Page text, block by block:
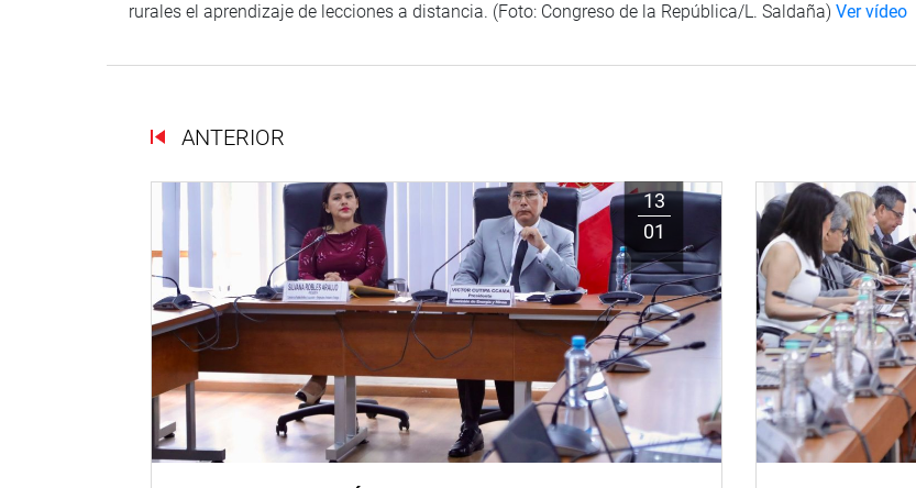
rurales el aprendizaje de lecciones a distancia. (Foto: Congreso de la República/L. Saldaña) Ver vídeo
ANTERIOR
13
01